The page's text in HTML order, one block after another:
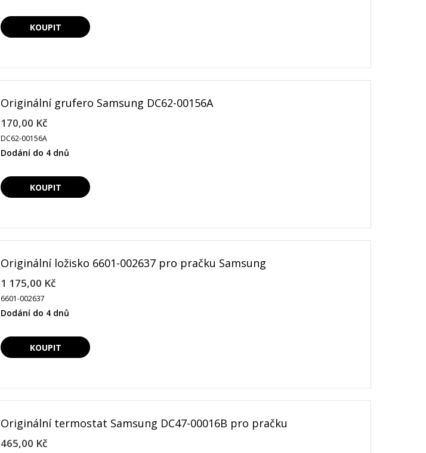
Originální grufero Samsung DC62-00156A
170,00 Kč
DC62-00156A
Dodání do 4 dnů
Originální ložisko 6601-002637 pro pračku Samsung
1 175,00 Kč
6601-002637
Dodání do 4 dnů
Originální termostat Samsung DC47-00016B pro pračku
465,00 Kč